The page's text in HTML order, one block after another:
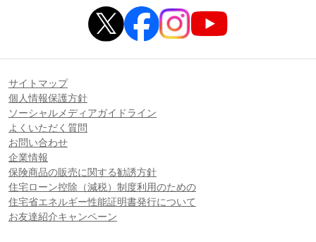
サイトマップ
個人情報保護方針
ソーシャルメディアガイドライン
よくいただく質問
お問い合わせ
企業情報
保険商品の販売に関する勧誘方針
住宅ローン控除（減税）制度利用のための
住宅省エネルギー性能証明書発行について
お友達紹介キャンペーン